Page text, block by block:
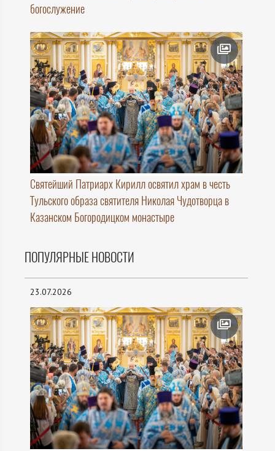
богослужение
Святейший Патриарх Кирилл освятил храм в честь
Тульского образа святителя Николая Чудотворца в
Казанском Богородицком монастыре
ПОПУЛЯРНЫЕ НОВОСТИ
23.07.2026